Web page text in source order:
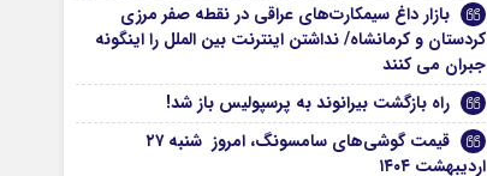
بازار داغ سیمکارت‌های عراقی در نقطه صفر مرزی
کردستان و کرمانشاه/ نداشتن اینترنت بین الملل را اینگونه
جبران می کنند
راه بازگشت بیرانوند به پرسپولیس باز شد!
قیمت گوشی‌های سامسونگ، امروز شنبه ۲۷
اردیبهشت ۱۴۰۴